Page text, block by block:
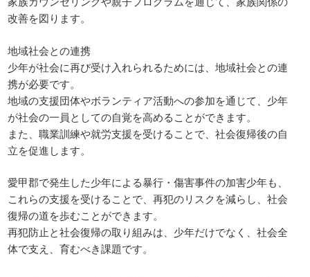
改善を図ります。
地域社会との連携
少年が社会に再び受け入れられるためには、地域社会との連
携が必要です。
地域の支援団体やボランティア活動への参加を通じて、少年
が社会の一員としての自覚を高めることができます。
また、職業訓練や就労支援を受けることで、社会復帰後の自
立を促進します。
愛甲郡で発生した少年による暴行・傷害事件の加害少年も、
これらの支援を受けることで、再犯のリスクを減らし、社会
復帰の道を歩むことができます。
再犯防止と社会復帰の取り組みは、少年だけでなく、社会全
体で支え、育むべき課題です。